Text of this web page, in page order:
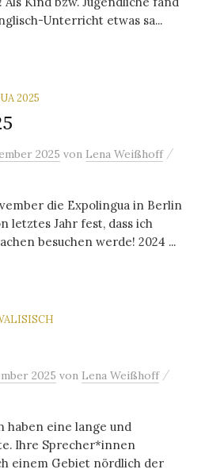
Unterricht etwas sa...
2025
2025 von Lena Weißhoff /
die Expolingua in Berlin
letztes Jahr fest, dass ich
besuchen werde! 2024 ...
2025 von Lena Weißhoff /
haben eine lange und
Ihre Sprecher*innen
einem Gebiet nördlich der